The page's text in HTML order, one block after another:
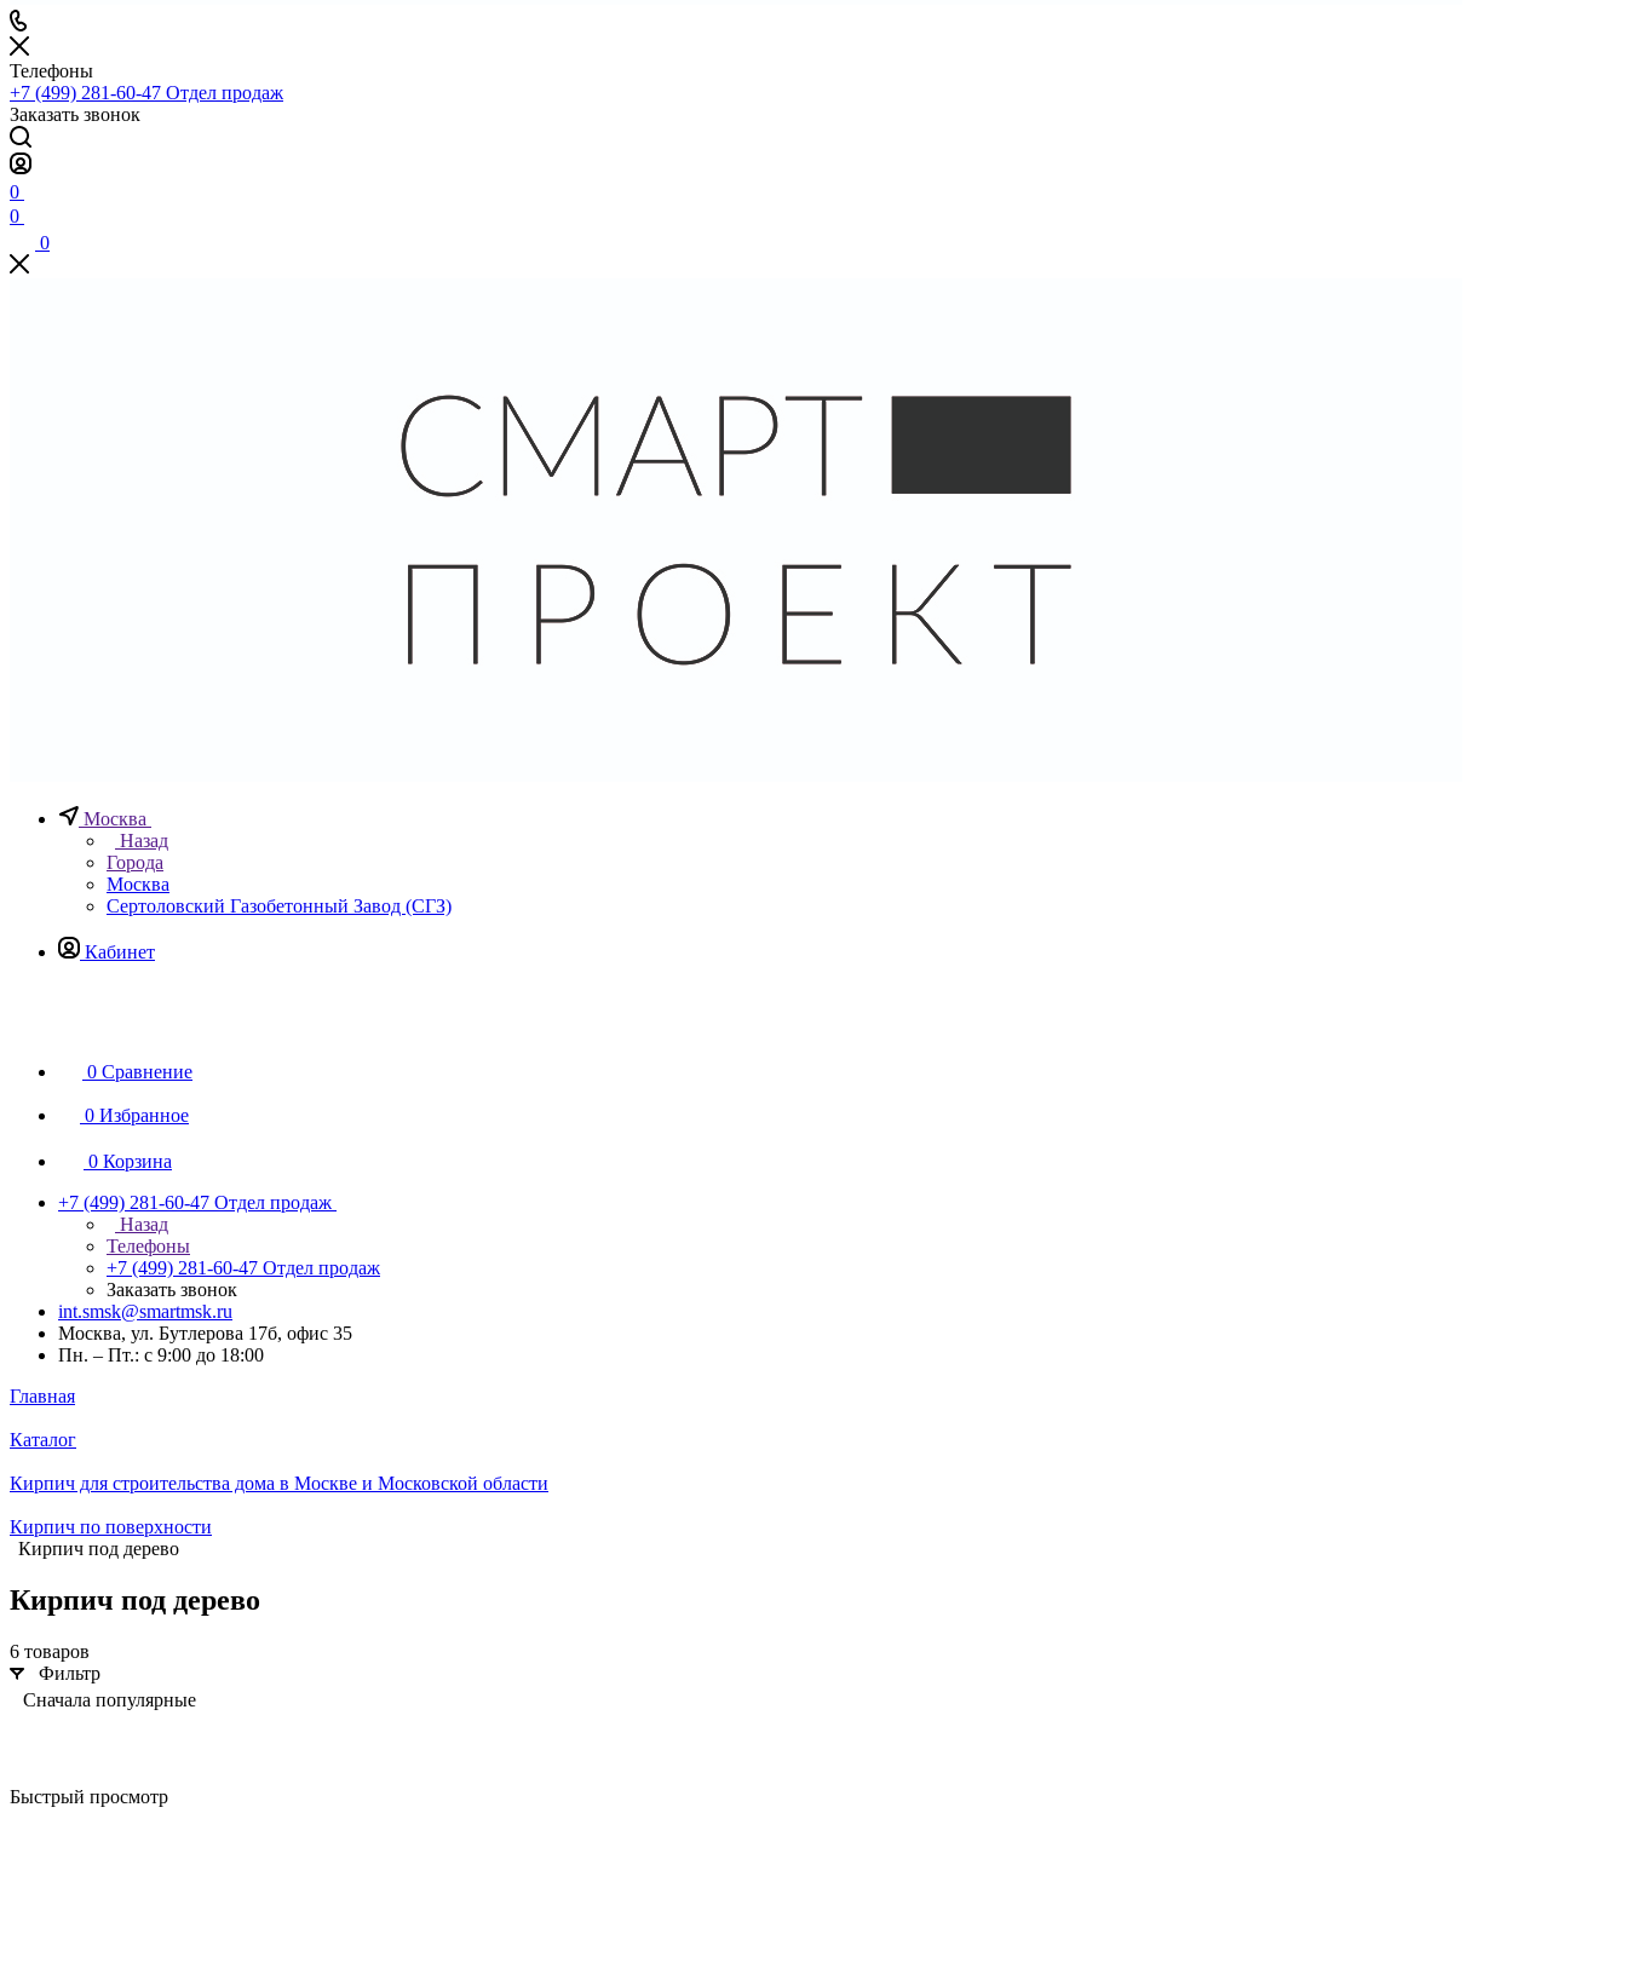
Телефоны
+7 (499) 281-60-47 Отдел продаж
Заказать звонок
0
0
0
Москва
Назад
Города
Москва
Сертоловский Газобетонный Завод (СГЗ)
Кабинет
0 Сравнение
0 Избранное
0 Корзина
+7 (499) 281-60-47 Отдел продаж
Назад
Телефоны
+7 (499) 281-60-47 Отдел продаж
Заказать звонок
int.smsk@smartmsk.ru
Москва, ул. Бутлерова 17б, офис 35
Пн. – Пт.: с 9:00 до 18:00
Главная
Каталог
Кирпич для строительства дома в Москве и Московской области
Кирпич по поверхности
Кирпич под дерево
Кирпич под дерево
6 товаров
Фильтр
Сначала популярные
Быстрый просмотр